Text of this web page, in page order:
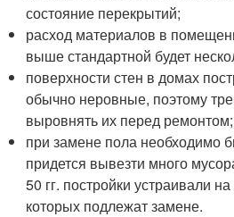
состояние перекрытий;
расход материалов в
выше стандартной будет
поверхности стен в домах
обычно неровные, поэтому
выровнять их перед ремонтом;
при замене пола необходимо
придется вывезти много
50 гг. постройки устраивали
которых подлежат замене.